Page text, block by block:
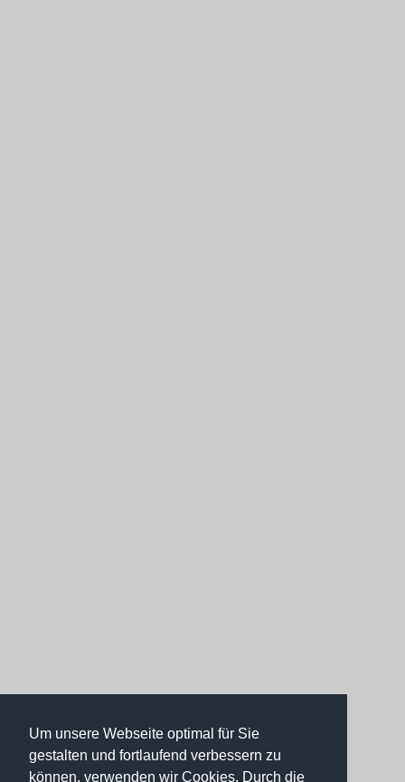
Um unsere Webseite optimal für Sie
gestalten und fortlaufend verbessern zu
können, verwenden wir Cookies. Durch die